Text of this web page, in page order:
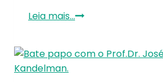
Leia mais...